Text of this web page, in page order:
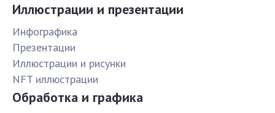
Иллюстрации и презентации
Инфографика
Презентации
Иллюстрации и рисунки
NFT иллюстрации
Обработка и графика